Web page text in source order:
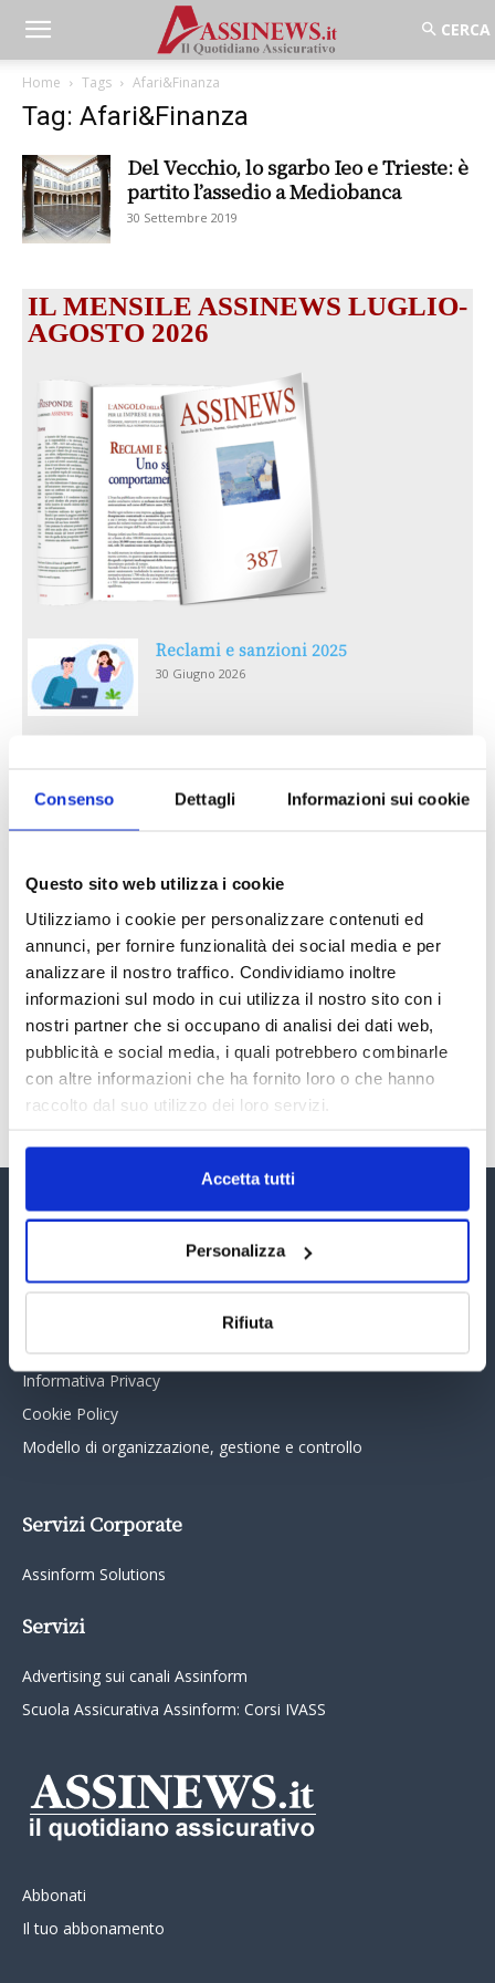
Consenso Dettagli Informazioni sui cookie
Questo sito web utilizza i cookie
Utilizziamo i cookie per personalizzare contenuti ed
annunci, per fornire funzionalità dei social media e per
analizzare il nostro traffico. Condividiamo inoltre
informazioni sul modo in cui utilizza il nostro sito con i
nostri partner che si occupano di analisi dei dati web,
pubblicità e social media, i quali potrebbero combinarle
con altre informazioni che ha fornito loro o che hanno
raccolto dal suo utilizzo dei loro servizi.
Accetta tutti
Personalizza
Rifiuta
Home Tags Afari&Finanza
Tag: Afari&Finanza
Del Vecchio, lo sgarbo Ieo e Trieste: è
partito l’assedio a Mediobanca
30 Settembre 2019
IL MENSILE ASSINEWS LUGLIO-
AGOSTO 2026
Reclami e sanzioni 2025
30 Giugno 2026
30 Giugno 2026
30 Giugno 2026
PREMI 2025. I TOP TEN
30 Giugno 2026
TUTTI GLI ARTICOLI DEL MESE
Assinform Editore
Chi siamo
Collabora con noi
Informativa Privacy
Cookie Policy
Modello di organizzazione, gestione e controllo
Servizi Corporate
Assinform Solutions
Servizi
Advertising sui canali Assinform
Scuola Assicurativa Assinform: Corsi IVASS
Abbonati
Il tuo abbonamento